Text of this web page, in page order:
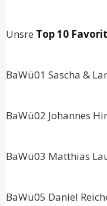
Unsre Top 10
BaWü01 Sascha &
BaWü02 Johannes
BaWü03 Matthias
BaWü05 Daniel